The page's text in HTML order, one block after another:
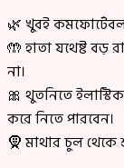
🌿 খুবই
🤲 হাতা যথেষ্ট বড়
না।
🎀 থুতনিতে
করে নিতে পারবেন।
🧕 মাথার চুল থেকে